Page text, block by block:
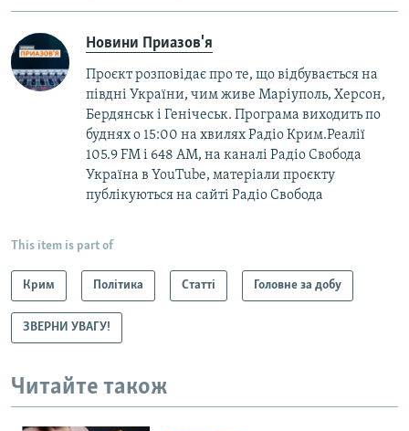
Новини Приазов'я
Проєкт розповідає про те, що відбувається на
півдні України, чим живе Маріуполь, Херсон,
Бердянськ і Генічеськ. Програма виходить по
буднях о 15:00 на хвилях Радіо Крим.Реалії
105.9 FM і 648 АМ, на каналі Радіо Свобода
Україна в YouTube, матеріали проєкту
публікуються на сайті Радіо Свобода
This item is part of
Крим Політика Статті Головне за добу
ЗВЕРНИ УВАГУ!
Читайте також